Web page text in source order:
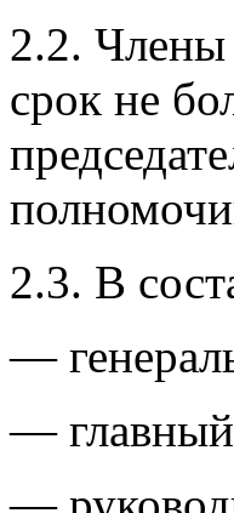
2.2. Члены
срок не
2.3. В
—
— главный